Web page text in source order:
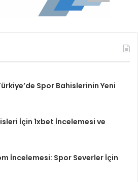
Spor Bahislerinin Yeni
İçin 1xbet İncelemesi ve
İncelemesi: Spor Severler İçin